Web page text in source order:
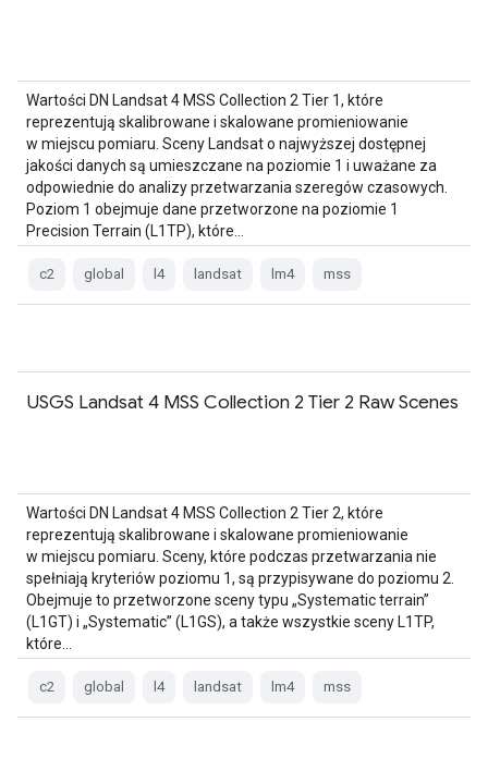
Wartości DN Landsat 4 MSS Collection 2 Tier 1, które
reprezentują skalibrowane i skalowane promieniowanie
w miejscu pomiaru. Sceny Landsat o najwyższej dostępnej
jakości danych są umieszczane na poziomie 1 i uważane za
odpowiednie do analizy przetwarzania szeregów czasowych.
Poziom 1 obejmuje dane przetworzone na poziomie 1
Precision Terrain (L1TP), które…
c2 global l4 landsat lm4 mss
USGS Landsat 4 MSS Collection 2 Tier 2 Raw Scenes
Wartości DN Landsat 4 MSS Collection 2 Tier 2, które
reprezentują skalibrowane i skalowane promieniowanie
w miejscu pomiaru. Sceny, które podczas przetwarzania nie
spełniają kryteriów poziomu 1, są przypisywane do poziomu 2.
Obejmuje to przetworzone sceny typu „Systematic terrain”
(L1GT) i „Systematic” (L1GS), a także wszystkie sceny L1TP,
które…
c2 global l4 landsat lm4 mss